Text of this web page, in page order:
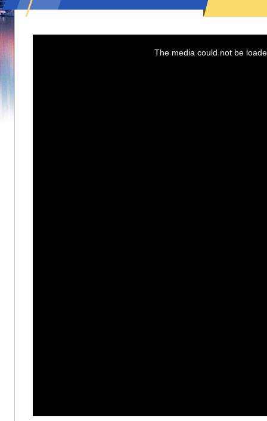
This
The media could not be